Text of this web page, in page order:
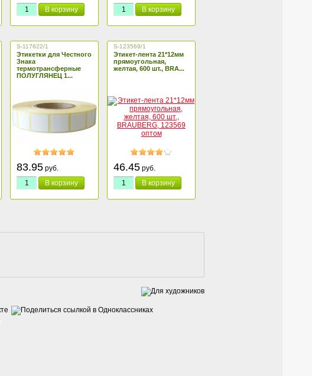
В корзину
В корзину
S-117622/1
Этикетки для Честного
Знака
термотрансферные
ПОЛУГЛЯНЕЦ 1...
83.95 руб.
В корзину
S-123569/1
Этикет-лента 21*12мм
прямоугольная,
желтая, 600 шт., BRA...
46.45 руб.
В корзину